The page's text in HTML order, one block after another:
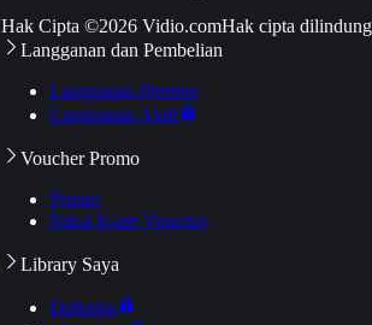
Hak Cipta ©2026 Vidio.comHak cipta
Langganan dan Pembelian
Langganan Premier
Langganan Aktif
Voucher Promo
Promo
Pakai Kode Voucher
Library Saya
Daftarku